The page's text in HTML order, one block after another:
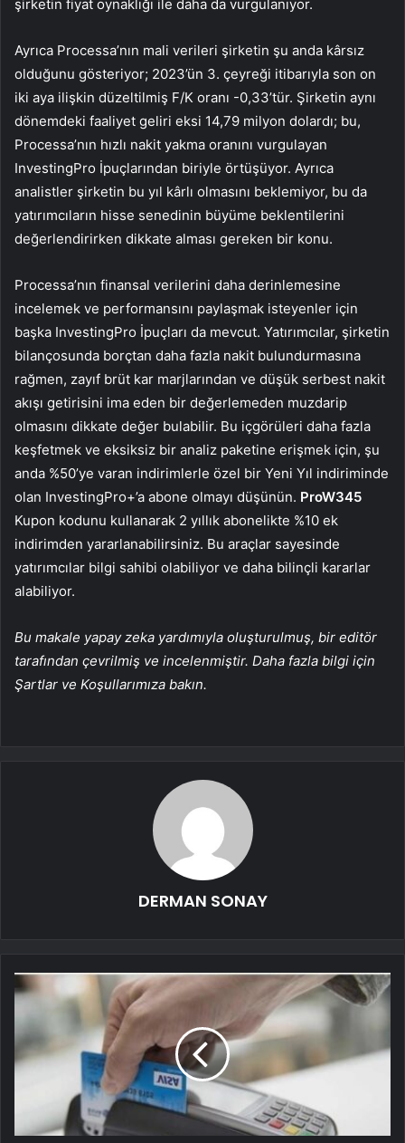
şirketin fiyat oynaklığı ile daha da vurgulanıyor.
Ayrıca Processa’nın mali verileri şirketin şu anda kârsız
olduğunu gösteriyor; 2023’ün 3. çeyreği itibarıyla son on
iki aya ilişkin düzeltilmiş F/K oranı -0,33’tür. Şirketin aynı
dönemdeki faaliyet geliri eksi 14,79 milyon dolardı; bu,
Processa’nın hızlı nakit yakma oranını vurgulayan
InvestingPro İpuçlarından biriyle örtüşüyor. Ayrıca
analistler şirketin bu yıl kârlı olmasını beklemiyor, bu da
yatırımcıların hisse senedinin büyüme beklentilerini
değerlendirirken dikkate alması gereken bir konu.
Processa’nın finansal verilerini daha derinlemesine
incelemek ve performansını paylaşmak isteyenler için
başka InvestingPro İpuçları da mevcut. Yatırımcılar, şirketin
bilançosunda borçtan daha fazla nakit bulundurmasına
rağmen, zayıf brüt kar marjlarından ve düşük serbest nakit
akışı getirisini ima eden bir değerlemeden muzdarip
olmasını dikkate değer bulabilir. Bu içgörüleri daha fazla
keşfetmek ve eksiksiz bir analiz paketine erişmek için, şu
anda %50’ye varan indirimlerle özel bir Yeni Yıl indiriminde
olan InvestingPro+’a abone olmayı düşünün. ProW345
Kupon kodunu kullanarak 2 yıllık abonelikte %10 ek
indirimden yararlanabilirsiniz. Bu araçlar sayesinde
yatırımcılar bilgi sahibi olabiliyor ve daha bilinçli kararlar
alabiliyor.
Bu makale yapay zeka yardımıyla oluşturulmuş, bir editör
tarafından çevrilmiş ve incelenmiştir. Daha fazla bilgi için
Şartlar ve Koşullarımıza bakın.
DERMAN SONAY